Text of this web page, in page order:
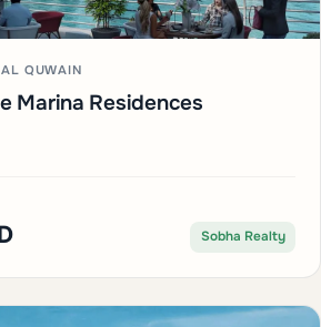
QUWAIN
Marina Residences
Sobha Realty